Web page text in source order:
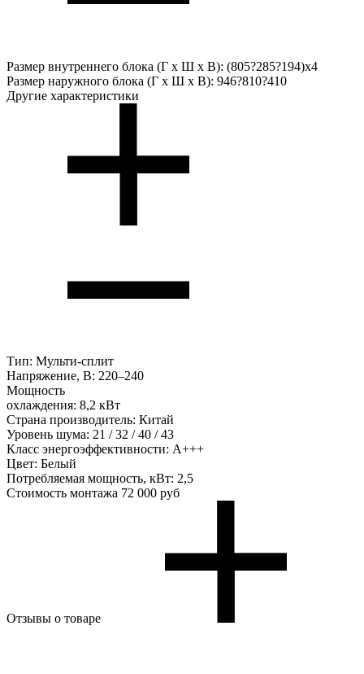
Размер внутреннего блока (Г х Ш х В): (805?285?194)x4
Размер наружного блока (Г х Ш х В): 946?810?410
Другие характеристики
Тип: Мульти-сплит
Напряжение, В: 220–240
Мощность
охлаждения: 8,2 кВт
Страна производитель: Китай
Уровень шума: 21 / 32 / 40 / 43
Класс энергоэффективности: А+++
Цвет: Белый
Потребляемая мощность, кВт: 2,5
Стоимость монтажа 72 000 руб
Отзывы о товаре